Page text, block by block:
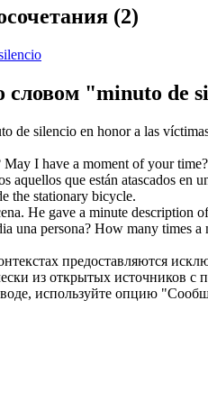
(2)
"minuto de
de silencio en honor a las
May I have a moment ofyour time?
aquellos que están atascados en
the stationary bicycle.
He gave a minute description
una persona? How many times a
предоставляются
из открытых
используйте опцию